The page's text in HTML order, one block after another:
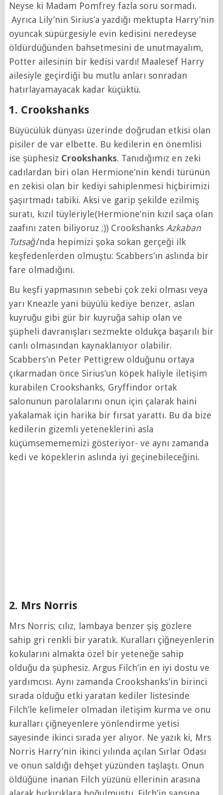
Neyse ki Madam Pomfrey fazla soru sormadı.
Ayrıca Lily’nin Sirius’a yazdığı mektupta Harry’nin
oyuncak süpürgesiyle evin kedisini neredeyse
öldürdüğünden bahsetmesini de unutmayalım,
Potter ailesinin bir kedisi vardı! Maalesef Harry
ailesiyle geçirdiği bu mutlu anları sonradan
hatırlayamayacak kadar küçüktü.
1. Crookshanks
Büyücülük dünyası üzerinde doğrudan etkisi olan
pisiler de var elbette. Bu kedilerin en önemlisi
ise şüphesiz Crookshanks. Tanıdığımız en zeki
cadılardan biri olan Hermione’nin kendi türünün
en zekisi olan bir kediyi sahiplenmesi hiçbirimizi
şaşırtmadı tabiki. Aksi ve garip şekilde ezilmiş
suratı, kızıl tüyleriyle(Hermione’nin kızıl saça olan
zaafını zaten biliyoruz ;)) Crookshanks Azkaban
Tutsağı’nda hepimizi şoka sokan gerçeği ilk
keşfedenlerden olmuştu: Scabbers’ın aslında bir
fare olmadığını.
Bu keşfi yapmasının sebebi çok zeki olması veya
yarı Kneazle yani büyülü kediye benzer, aslan
kuyruğu gibi gür bir kuyruğa sahip olan ve
şüpheli davranışları sezmekte oldukça başarılı bir
canlı olmasından kaynaklanıyor olabilir.
Scabbers’ın Peter Pettigrew olduğunu ortaya
çıkarmadan önce Sirius’un köpek haliyle iletişim
kurabilen Crookshanks, Gryffindor ortak
salonunun parolalarını onun için çalarak haini
yakalamak için harika bir fırsat yarattı. Bu da bize
kedilerin gizemli yeteneklerini asla
küçümsemememizi gösteriyor- ve aynı zamanda
kedi ve köpeklerin aslında iyi geçinebileceğini.
2. Mrs Norris
Mrs Norris; cılız, lambaya benzer şiş gözlere
sahip gri renkli bir yaratık. Kuralları çiğneyenlerin
kokularını almakta özel bir yeteneğe sahip
olduğu da şüphesiz. Argus Filch’in en iyi dostu ve
yardımcısı. Aynı zamanda Crookshanks’in birinci
sırada olduğu etki yaratan kediler listesinde
Filch’le kelimeler olmadan iletişim kurma ve onu
kuralları çiğneyenlere yönlendirme yetisi
sayesinde ikinci sırada yer alıyor. Ne yazık ki, Mrs
Norris Harry’nin ikinci yılında açılan Sırlar Odası
ve onun saldığı dehşet yüzünden taşlaştı. Onun
öldüğüne inanan Filch yüzünü ellerinin arasına